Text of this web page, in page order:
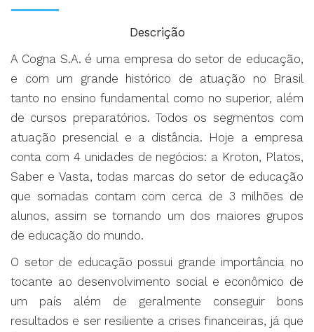
Descrição
A Cogna S.A. é uma empresa do setor de educação,
e com um grande histórico de atuação no Brasil
tanto no ensino fundamental como no superior, além
de cursos preparatórios. Todos os segmentos com
atuação presencial e a distância. Hoje a empresa
conta com 4 unidades de negócios: a Kroton, Platos,
Saber e Vasta, todas marcas do setor de educação
que somadas contam com cerca de 3 milhões de
alunos, assim se tornando um dos maiores grupos
de educação do mundo.
O setor de educação possui grande importância no
tocante ao desenvolvimento social e econômico de
um país além de geralmente conseguir bons
resultados e ser resiliente a crises financeiras, já que